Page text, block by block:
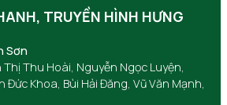
TRUYỀN HÌNH HƯNG
Sơn
Thu Hoài, Nguyễn Ngọc Luyện,
Đức Khoa, Bùi Hải Đăng, Vũ Văn Mạnh,